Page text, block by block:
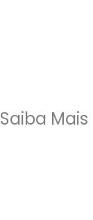
Mais